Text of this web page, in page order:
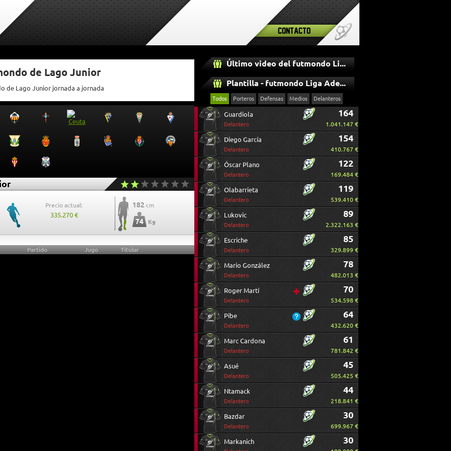
Contacto
de Lago Junior
de Lago Junior jornada a jornada
Precio actual:
335.270 €
182 cm
74 Kg
Partido Jugó Titular
Último video del futmondo Liga Adelante
Plantilla - futmondo Liga Adelante
Todos Porteros Defensas Medios Delanteros
Guardiola
Delantero
164
1.041.147 €
Diego García
Delantero
154
410.767 €
Óscar Plano
Delantero
122
169.484 €
Olabarrieta
Delantero
119
539.410 €
Lukovic
Delantero
89
2.322.163 €
Escriche
Delantero
85
329.899 €
Mario González
Delantero
78
482.013 €
Roger Martí
Delantero
70
534.598 €
Pibe
Delantero
64
432.620 €
Marc Cardona
Delantero
61
781.842 €
Asué
Delantero
45
505.425 €
Ntamack
Delantero
44
218.841 €
Bazdar
Delantero
30
699.967 €
Markanich 30